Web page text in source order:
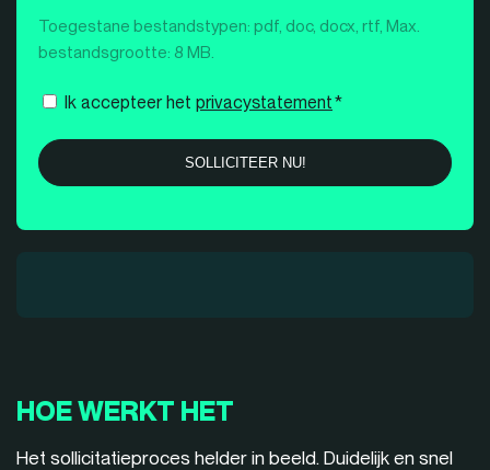
Toegestane bestandstypen: pdf, doc, docx, rtf, Max.
bestandsgrootte: 8 MB.
Instemming
Ik accepteer het privacystatement*
HOE WERKT HET
Het sollicitatieproces helder in beeld. Duidelijk en snel